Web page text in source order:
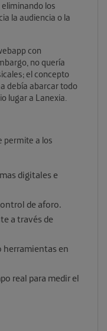
los
la audiencia o la
con
no quería
el concepto
debía abarcar todo
lugar a Lanexia.
permite a los
digitales e
de aforo.
a través de
herramientas en
real para medir el